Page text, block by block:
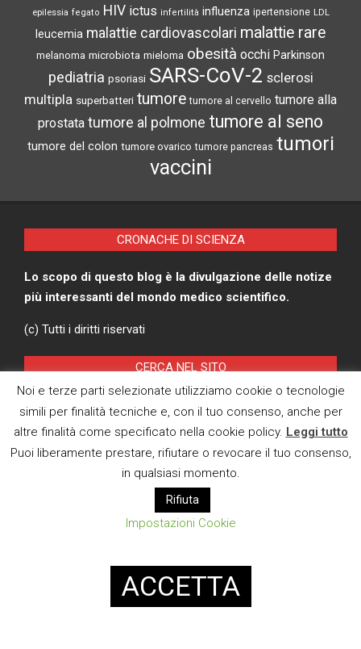
epilessia fegato HIV ictus infertilità influenza ipertensione LDL
leucemia malattie cardiovascolari malattie rare
melanoma microbiota mieloma obesità occhi Parkinson
pediatria psoriasi SARS-CoV-2 sclerosi
multipla superbatteri tumore tumore al cervello tumore alla
prostata tumore al polmone tumore al seno
tumore del colon tumore ovarico tumore pancreas tumori
vaccini
CRONACHE DI SCIENZA
Lo scopo di questo blog è la divulgazione delle notize
più interessanti del mondo medico scientifico.
(c) Tutti i diritti riservati
CERCA NEL SITO
ARCHIVI
Modifica consenso cookies
CI TROVI ANCHE SU
Noi e terze parti selezionate utilizziamo cookie o tecnologie
simili per finalità tecniche e, con il tuo consenso, anche per
altre finalità come specificato nella cookie policy. Leggi tutto
Puoi liberamente prestare, rifiutare o revocare il tuo consenso,
in qualsiasi momento.
Rifiuta
Impostazioni Cookie
ACCETTA